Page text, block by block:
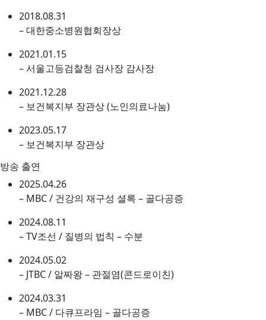
2018.08.31
– 대한중소병원협회장상
2021.01.15
– 서울고등검찰청 검사장 감사장
2021.12.28
– 보건복지부 장관상 (노인의료나눔)
2023.05.17
– 보건복지부 장관상
방송 출연
2025.04.26
– MBC / 건강의 재구성 셜록 – 골다공증
2024.08.11
– TV조선 / 질병의 법칙 – 수분
2024.05.02
– JTBC / 알짜왕 – 관절염(콘드로이친)
2024.03.31
– MBC / 다큐프라임 – 골다공증